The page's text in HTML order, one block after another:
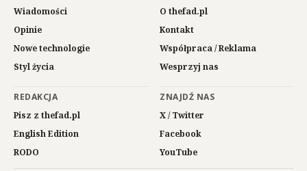
Wiadomości
Opinie
Nowe technologie
Styl życia
O thefad.pl
Kontakt
Współpraca / Reklama
Wesprzyj nas
REDAKCJA
Pisz z thefad.pl
English Edition
RODO
ZNAJDŹ NAS
X / Twitter
Facebook
YouTube